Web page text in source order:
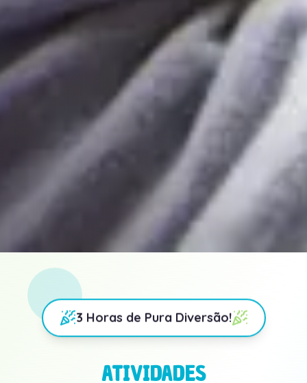
3 Horas de Pura Diversão!
ATIVIDADES